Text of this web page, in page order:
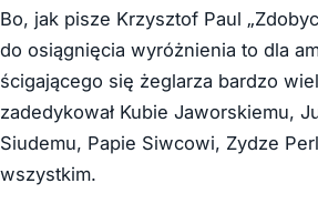
Bo, jak pisze Krzysztof Paul
do osiągnięcia wyróżnienia to dla
ścigają­cego się żeglarza bardzo
zadedykował Kubie Jaworskiemu,
Siudemu, Papie Siwcowi, Zydze
wszystkim.